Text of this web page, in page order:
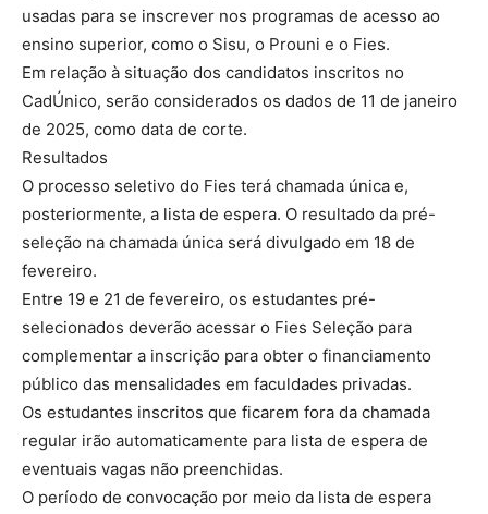
usadas para se inscrever nos programas de acesso ao
ensino superior, como o Sisu, o Prouni e o Fies.
Em relação à situação dos candidatos inscritos no
CadÚnico, serão considerados os dados de 11 de janeiro
de 2025, como data de corte.
Resultados
O processo seletivo do Fies terá chamada única e,
posteriormente, a lista de espera. O resultado da pré-
seleção na chamada única será divulgado em 18 de
fevereiro.
Entre 19 e 21 de fevereiro, os estudantes pré-
selecionados deverão acessar o Fies Seleção para
complementar a inscrição para obter o financiamento
público das mensalidades em faculdades privadas.
Os estudantes inscritos que ficarem fora da chamada
regular irão automaticamente para lista de espera de
eventuais vagas não preenchidas.
O período de convocação por meio da lista de espera